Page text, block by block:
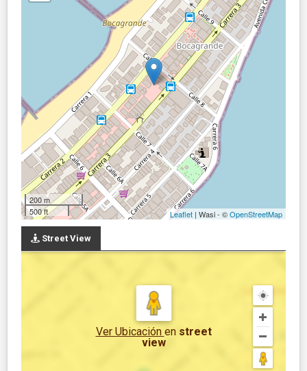
200 m
500 ft
Leaflet | Wasi - ©OpenStreetMap
Street View
Ver Ubicación en street
view